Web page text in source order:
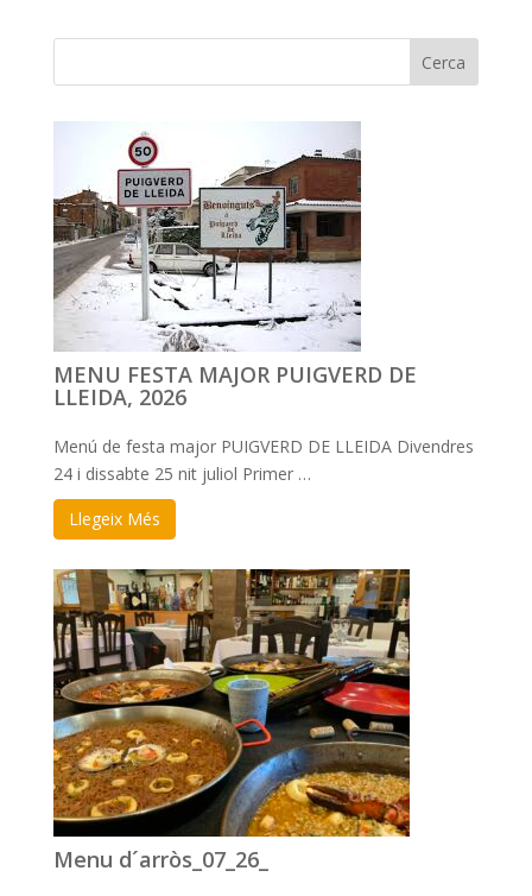
MENU FESTA MAJOR PUIGVERD DE
LLEIDA, 2026
Menú de festa major PUIGVERD DE LLEIDA Divendres
24 i dissabte 25 nit juliol Primer …
Llegeix Més
Menu d´arròs_07_26_